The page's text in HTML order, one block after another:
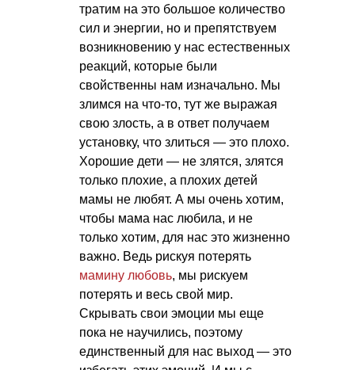
тратим на это большое количество
сил и энергии, но и препятствуем
возникновению у нас естественных
реакций, которые были
свойственны нам изначально. Мы
злимся на что-то, тут же выражая
свою злость, а в ответ получаем
установку, что злиться — это плохо.
Хорошие дети — не злятся, злятся
только плохие, а плохих детей
мамы не любят. А мы очень хотим,
чтобы мама нас любила, и не
только хотим, для нас это жизненно
важно. Ведь рискуя потерять
мамину любовь, мы рискуем
потерять и весь свой мир.
Скрывать свои эмоции мы еще
пока не научились, поэтому
единственный для нас выход — это